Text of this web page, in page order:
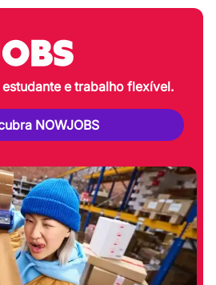
e trabalho flexível.
NOWJOBS